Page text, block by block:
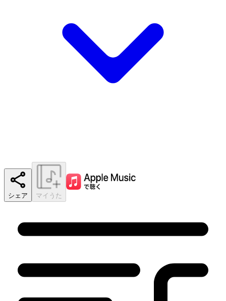
シェア マイうた